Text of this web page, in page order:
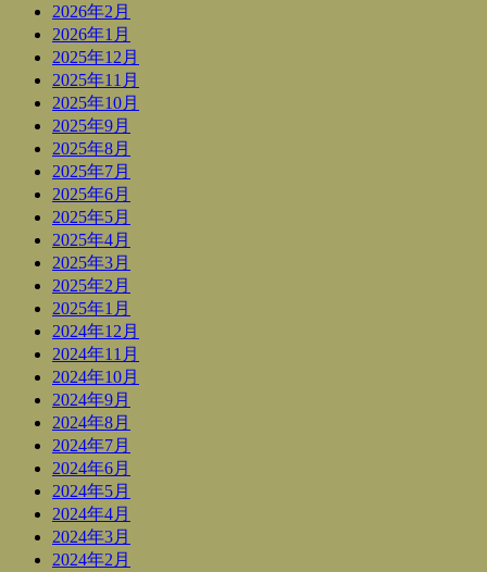
2026年2月
2026年1月
2025年12月
2025年11月
2025年10月
2025年9月
2025年8月
2025年7月
2025年6月
2025年5月
2025年4月
2025年3月
2025年2月
2025年1月
2024年12月
2024年11月
2024年10月
2024年9月
2024年8月
2024年7月
2024年6月
2024年5月
2024年4月
2024年3月
2024年2月